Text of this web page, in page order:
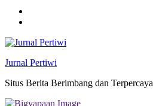
Jurnal Pertiwi
Situs Berita Berimbang dan Terpercaya